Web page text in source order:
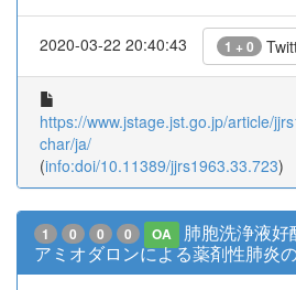
2020-03-22 20:40:43 1 + 0
https://www.jstage.jst.go.jp/article/
char/ja/
(info:doi/10.11389/jjrs1963.33.723)
1 0 0 0 OA
肺胞洗浄液好
アミオダロンによる薬剤性肺炎